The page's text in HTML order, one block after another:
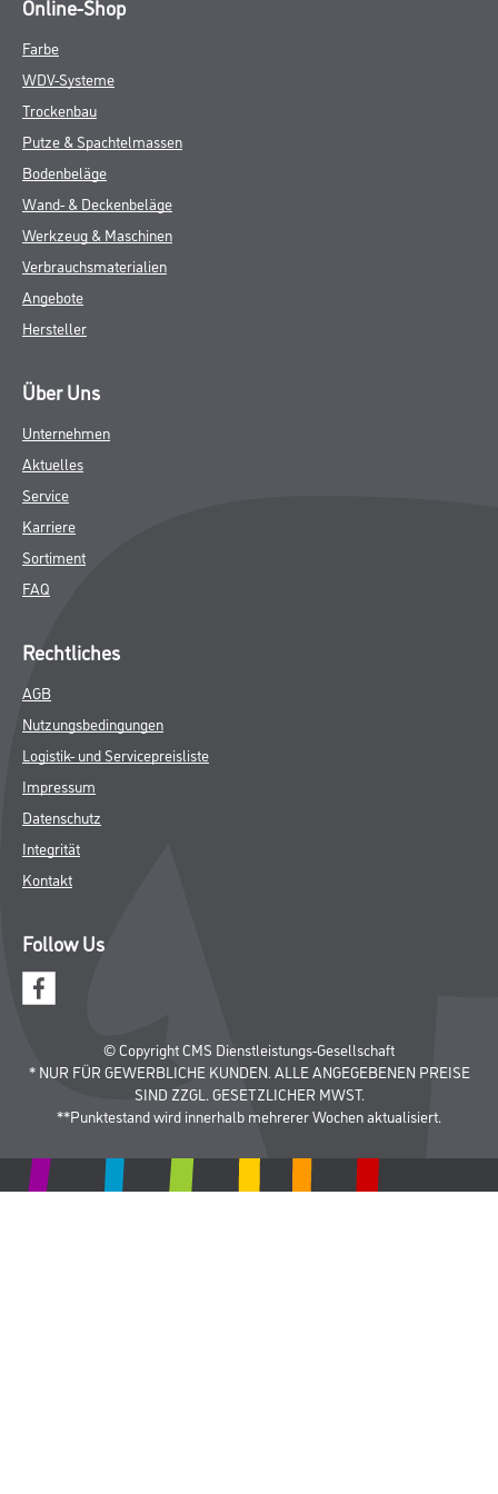
Online-Shop
Farbe
WDV-Systeme
Trockenbau
Putze & Spachtelmassen
Bodenbeläge
Wand- & Deckenbeläge
Werkzeug & Maschinen
Verbrauchsmaterialien
Angebote
Hersteller
Über Uns
Unternehmen
Aktuelles
Service
Karriere
Sortiment
FAQ
Rechtliches
AGB
Nutzungsbedingungen
Logistik- und Servicepreisliste
Impressum
Datenschutz
Integrität
Kontakt
Follow Us
© Copyright CMS Dienstleistungs-Gesellschaft
* NUR FÜR GEWERBLICHE KUNDEN. ALLE ANGEGEBENEN PREISE
SIND ZZGL. GESETZLICHER MWST.
**Punktestand wird innerhalb mehrerer Wochen aktualisiert.